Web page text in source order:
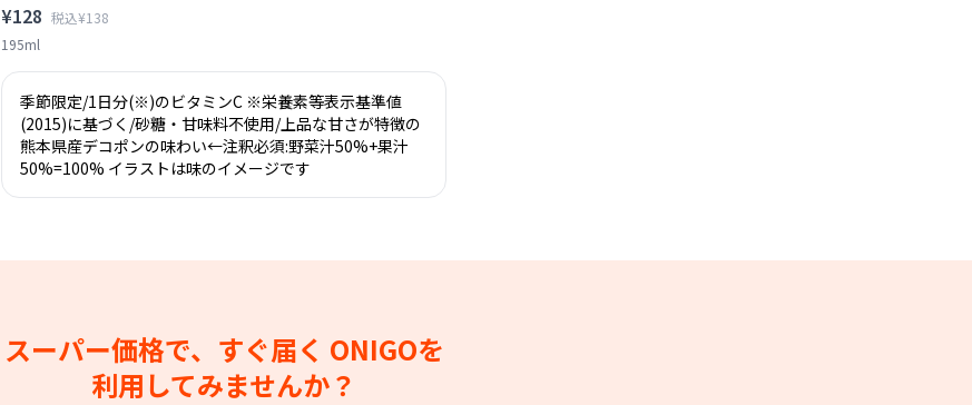
¥128 税込¥138
195ml
季節限定/1日分(※)のビタミンC ※栄養素等表示基準値
(2015)に基づく/砂糖・甘味料不使用/上品な甘さが特徴の
熊本県産デコポンの味わい←注釈必須:野菜汁50%+果汁
50%=100% イラストは味のイメージです
スーパー価格で、すぐ届く ONIGOを
利用してみませんか？